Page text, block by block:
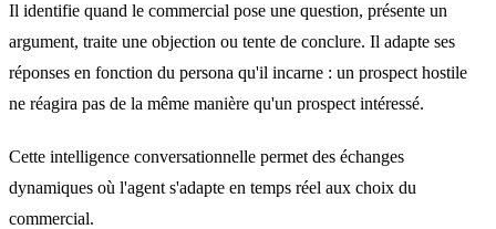
Il identifie quand le commercial pose une question, présente un
argument, traite une objection ou tente de conclure. Il adapte ses
réponses en fonction du persona qu'il incarne : un prospect hostile
ne réagira pas de la même manière qu'un prospect intéressé.
Cette intelligence conversationnelle permet des échanges
dynamiques où l'agent s'adapte en temps réel aux choix du
commercial.